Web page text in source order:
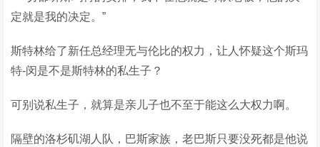
定就是我的决定。”
斯特林给了新任总经理无与伦比的权力，让人怀疑这个斯玛
特-闵是不是斯特林的私生子？
可别说私生子，就算是亲儿子也不至于能这么大权力啊。
隔壁的洛杉矶湖人队，巴斯家族，老巴斯只要没死都是他说